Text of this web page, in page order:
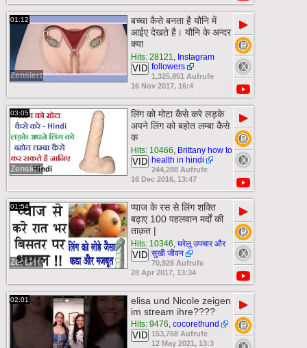
01:12
Zensiert
बच्चा कैसे बनता है यौनि में
आईए देखते है। यौनि के अन्दर
क्या
Hits: 28121, Instagram
followers
VID
1,325,851 Aufrufe
16 Nov 2017, 16:4
▶
03:05
Zensiert
लिंग को मोटा कैसे करे लड़के
अपने लिंग को बहोत लम्बा कैसे
क
Hits: 10466, Brittany how to
health in hindi
VID
244,288 Aufrufe
16 Dec 2016, 13:47
▶
01:54
Zensiert
प्याज के रस से लिंग शक्ति
बढ़ाए 100 पहलवान मर्दों की
ताक़त |
Hits: 10346, घरेलू उपचार और
सुखी जीवन
VID
70,926 Aufrufe
28 Apr 2017, 13:34
▶
02:01
elisa und Nicole zeigen
im stream ihre????
Hits: 9476, cocorethund
VID 153,768 Aufrufe
12 May 2021, 13:3
▶